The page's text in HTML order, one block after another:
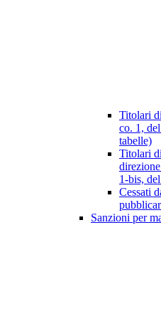
Titolari
co. 1,
tabelle)
Titolari
1-bis,
Cessati
Sanzioni per